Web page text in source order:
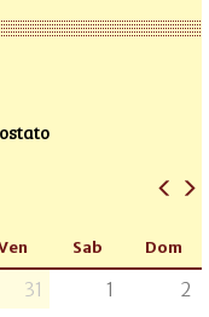
Sab Dom
31 1
2